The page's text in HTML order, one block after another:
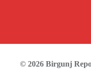
© 2026 Birgunj